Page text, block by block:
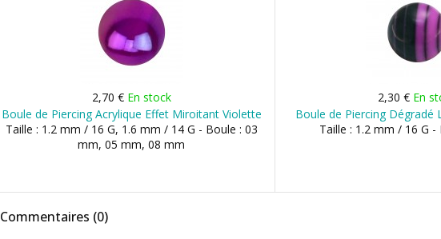
2,70 € En stock
Boule de Piercing Acrylique Effet Miroitant Violette
Taille : 1.2 mm / 16 G, 1.6 mm / 14 G - Boule : 03
mm, 05 mm, 08 mm
2,30 € En
Boule de Piercing Dégradé
Taille : 1.2 mm / 16 G
Commentaires (0)